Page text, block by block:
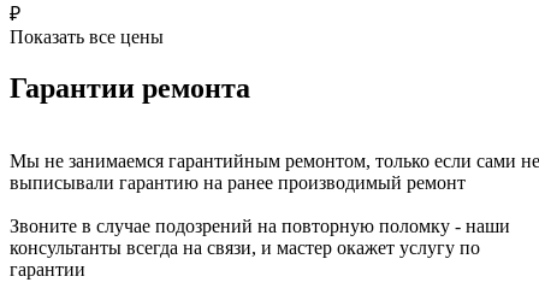
₽
Показать все цены
Гарантии ремонта
Мы не занимаемся гарантийным ремонтом, только если сами не
выписывали гарантию на ранее производимый ремонт
Звоните в случае подозрений на повторную поломку - наши
консультанты всегда на связи, и мастер окажет услугу по
гарантии